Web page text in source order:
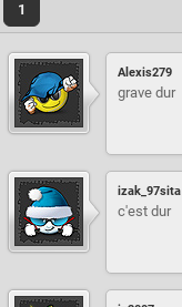
1
Alexis279
grave dur
izak_97sita
c'est dur